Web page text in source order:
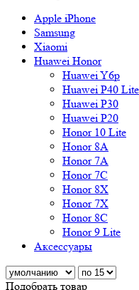
Apple iPhone
Samsung
Xiaomi
Huawei Honor
Huawei Y6p
Huawei P40 Lite
Huawei P30
Huawei P20
Honor 10 Lite
Honor 8A
Honor 7A
Honor 7C
Honor 8X
Honor 7X
Honor 8C
Honor 9 Lite
Аксессуары
Подобрать товар